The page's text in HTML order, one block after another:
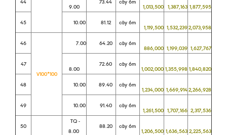
44
9.00
73.44 cây 6m
1,013,500 1,387,163 1,877,595
45 10.00 81.12 cây 6m
1,119,500 1,532,2392,073,958
46
V100*100
7.00 64.20 cây 6m
886,000 1,199,039 1,627,767
47
8.00
72.60 cây 6m
1,002,000 1,355,998 1,840,820
48 10.00 89.40 cây 6m
1,234,000 1,669,9142,266,928
49 10.00 91.40 cây 6m
1,261,500 1,707,166 2,317,536
50
TQ -
8.00
88.20 cây 6m
1,206,500 1,636,563 2,225,563